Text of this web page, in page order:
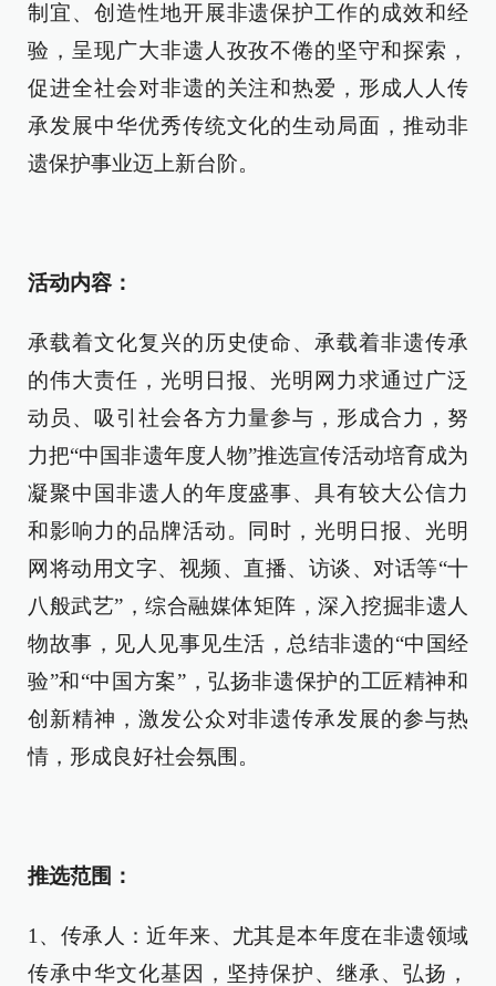
制宜、创造性地开展非遗保护工作的成效和经
验，呈现广大非遗人孜孜不倦的坚守和探索，
促进全社会对非遗的关注和热爱，形成人人传
承发展中华优秀传统文化的生动局面，推动非
遗保护事业迈上新台阶。
活动内容：
承载着文化复兴的历史使命、承载着非遗传承
的伟大责任，光明日报、光明网力求通过广泛
动员、吸引社会各方力量参与，形成合力，努
力把“中国非遗年度人物”推选宣传活动培育成为
凝聚中国非遗人的年度盛事、具有较大公信力
和影响力的品牌活动。同时，光明日报、光明
网将动用文字、视频、直播、访谈、对话等“十
八般武艺”，综合融媒体矩阵，深入挖掘非遗人
物故事，见人见事见生活，总结非遗的“中国经
验”和“中国方案”，弘扬非遗保护的工匠精神和
创新精神，激发公众对非遗传承发展的参与热
情，形成良好社会氛围。
推选范围：
1、传承人：近年来、尤其是本年度在非遗领域
传承中华文化基因，坚持保护、继承、弘扬，